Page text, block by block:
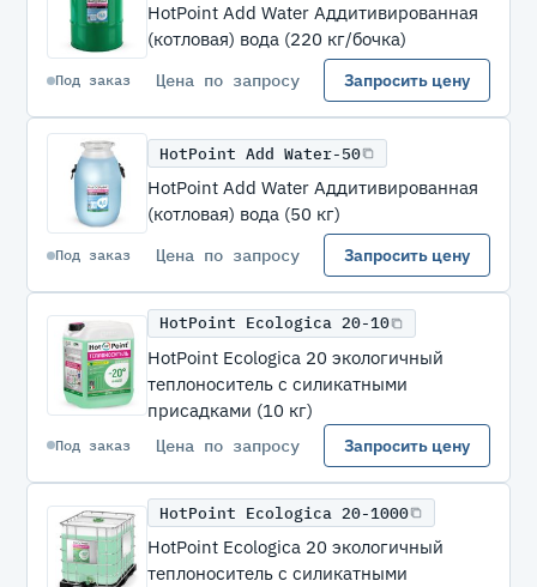
HotPoint Add Water Аддитивированная
(котловая) вода (220 кг/бочка)
Под заказ Цена по запросу Запросить цену
HotPoint Add Water-50
HotPoint Add Water Аддитивированная
(котловая) вода (50 кг)
Под заказ Цена по запросу Запросить цену
HotPoint Ecologica 20-10
HotPoint Ecologica 20 экологичный
теплоноситель с силикатными
присадками (10 кг)
Под заказ Цена по запросу Запросить цену
HotPoint Ecologica 20-1000
HotPoint Ecologica 20 экологичный
теплоноситель с силикатными